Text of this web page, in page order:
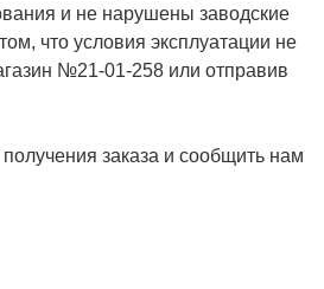
и не нарушены заводские
что условия эксплуатации не
№21-01-258 или отправив
заказа и сообщить нам